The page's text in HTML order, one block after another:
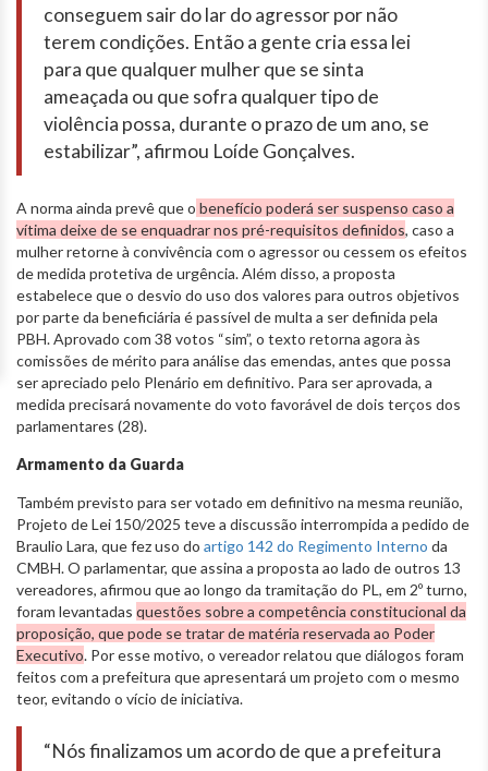
conseguem sair do lar do agressor por não
terem condições. Então a gente cria essa lei
para que qualquer mulher que se sinta
ameaçada ou que sofra qualquer tipo de
violência possa, durante o prazo de um ano, se
estabilizar”, afirmou Loíde Gonçalves.
A norma ainda prevê que o benefício poderá ser suspenso caso a
vítima deixe de se enquadrar nos pré-requisitos definidos, caso a
mulher retorne à convivência com o agressor ou cessem os efeitos
de medida protetiva de urgência. Além disso, a proposta
estabelece que o desvio do uso dos valores para outros objetivos
por parte da beneficiária é passível de multa a ser definida pela
PBH. Aprovado com 38 votos “sim”, o texto retorna agora às
comissões de mérito para análise das emendas, antes que possa
ser apreciado pelo Plenário em definitivo. Para ser aprovada, a
medida precisará novamente do voto favorável de dois terços dos
parlamentares (28).
Armamento da Guarda
Também previsto para ser votado em definitivo na mesma reunião,
Projeto de Lei 150/2025 teve a discussão interrompida a pedido de
Braulio Lara, que fez uso do artigo 142 do Regimento Interno da
CMBH. O parlamentar, que assina a proposta ao lado de outros 13
vereadores, afirmou que ao longo da tramitação do PL, em 2º turno,
foram levantadas questões sobre a competência constitucional da
proposição, que pode se tratar de matéria reservada ao Poder
Executivo. Por esse motivo, o vereador relatou que diálogos foram
feitos com a prefeitura que apresentará um projeto com o mesmo
teor, evitando o vício de iniciativa.
“Nós finalizamos um acordo de que a prefeitura